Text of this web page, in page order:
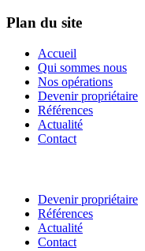
Plan du site
Accueil
Qui sommes nous
Nos opérations
Devenir propriétaire
Références
Actualité
Contact
Devenir propriétaire
Références
Actualité
Contact